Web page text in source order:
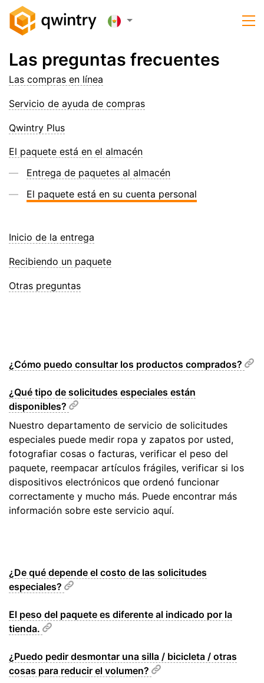
Las preguntas frecuentes
Las compras en línea
Servicio de ayuda de compras
Qwintry Plus
El paquete está en el almacén
Entrega de paquetes al almacén
El paquete está en su cuenta personal
Inicio de la entrega
Recibiendo un paquete
Otras preguntas
¿Cómo puedo consultar los productos comprados?
¿Qué tipo de solicitudes especiales están
disponibles?
Nuestro departamento de servicio de solicitudes
especiales puede medir ropa y zapatos por usted,
fotografiar cosas o facturas, verificar el peso del
paquete, reempacar artículos frágiles, verificar si los
dispositivos electrónicos que ordenó funcionar
correctamente y mucho más. Puede encontrar más
información sobre este servicio aquí.
¿De qué depende el costo de las solicitudes
especiales?
El peso del paquete es diferente al indicado por la
tienda.
¿Puedo pedir desmontar una silla / bicicleta / otras
cosas para reducir el volumen?